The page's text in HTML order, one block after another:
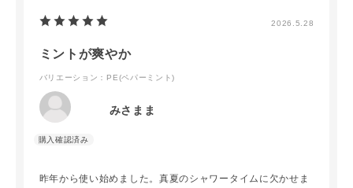
2026.5.28
ミントが爽やか
バリエーション：PE(ペパーミント)
みさまま
昨年から使い始めました。真夏のシャワータイムに欠かせま